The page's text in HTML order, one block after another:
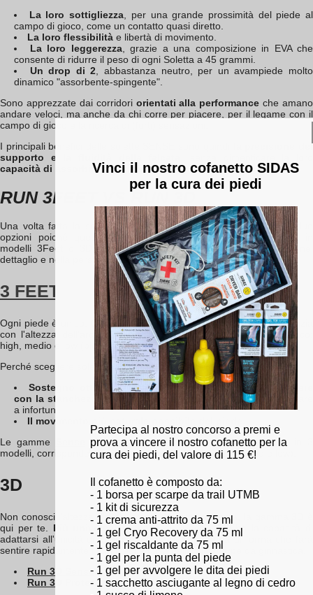
La loro sottigliezza , per una grande prossimità del piede al
campo di gioco, come un contatto quasi diretto.
La loro flessibilità e libertà di movimento.
La loro leggerezza, grazie a una composizione in EVA che
consente di ridurre il peso di ogni Soletta a 45 grammi.
Un drop di 2 , abbastanza neutro, per un avampiede molto
dinamico "assorbente-spingente".
Sono apprezzate dai corridori orientati alla performance che amano
andare veloci, ma anche da chi corre per piacere, per il legame con il
campo di gioco e la ricerca di (forti) sensazioni.
I principali benefici delle solette SENSE sono quindi
la precisione del
supporto e la fluidità della falcata
capacità di assorbimento degli urti.
RUN 3FEET VS RUN 3D
Una volta fatta la scelta tra le solette SENSE e PROTECT, hai due
opzioni poiché queste gamme sono state sviluppate ciascuna in
modelli 3Feet o 3D. Questo ti permette di andare ancora più nel
dettaglio e nella personalizzazione delle tue solette.
3 FEET
Ogni piede è unico. Ogni piede è diverso. E la differenza spesso inizia
con l'altezza dell'arco plantare. Ci sono tre tipi di altezza dell'arco:
high, medio e low (piede cavo, piede intermedio e piede piatto).
Perché scegliere solette adattate all'altezza del tuo arco?
Sostegno ottimaleper l'arco del piede, che
tende a cedere
con la stanchezzae i cambiamenti posturali che possono portare
a infortuni.
Il movimento più naturale possibile del piede.
Le gamme
eProtectsono quindi disponibili ciascuna in 3
modelli, corrispondenti a diverse altezze dell'arco (high, mid e low).
3D
Non conosci l'altezza del tuo arco? Nessun problema, la gamma 3D è
qui per te. Più universale rispetto ai 3Feet, il 3D ha la capacità di
adattarsi all'unicità di ogni piede con una memoria di forma che farà
sentire rapidamente i tuoi piedi a casa nelle tue scarpe da ginnastica.
Run 3D Sense
Run 3D Protect
Vinci il nostro cofanetto SIDAS
per la cura dei piedi
Partecipa al nostro concorso a premi e
prova a vincere il nostro cofanetto per la
cura dei piedi, del valore di 115 €!
Il cofanetto è composto da:
- 1 borsa per scarpe da trail UTMB
- 1 kit di sicurezza
- 1 crema anti-attrito da 75 ml
- 1 gel Cryo Recovery da 75 ml
- 1 gel riscaldante da 75 ml
- 1 gel per la punta del piede
- 1 gel per avvolgere le dita dei piedi
- 1 sacchetto asciugante al legno di cedro